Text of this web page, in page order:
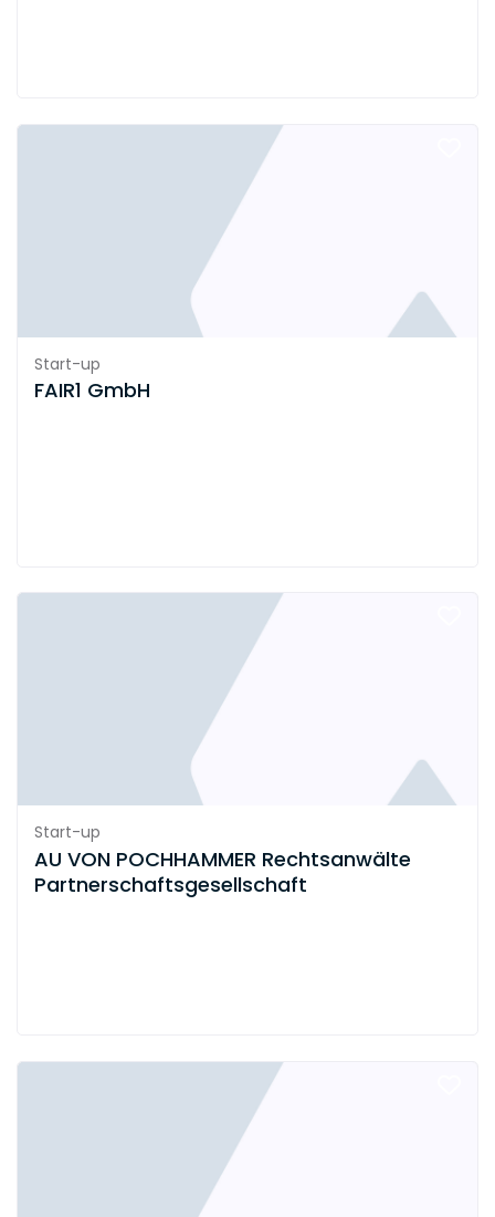
Start-up
FAIR1 GmbH
Start-up
AU VON POCHHAMMER Rechtsanwälte
Partnerschaftsgesellschaft